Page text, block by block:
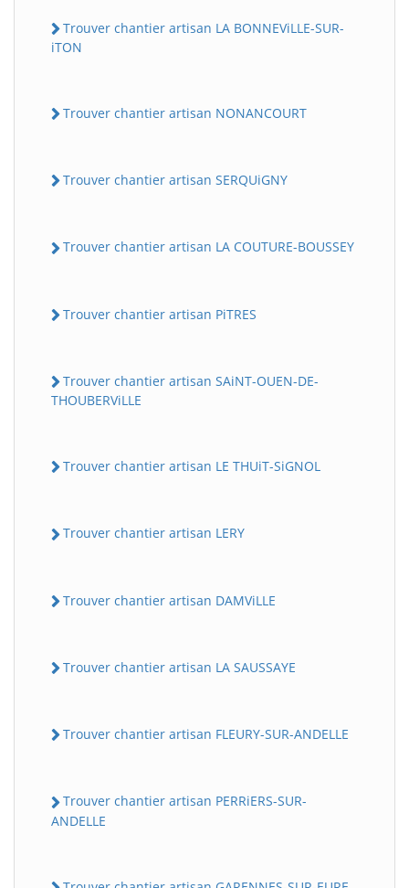
Trouver chantier artisan LA BONNEViLLE-SUR-
iTON
Trouver chantier artisan NONANCOURT
Trouver chantier artisan SERQUiGNY
Trouver chantier artisan LA COUTURE-BOUSSEY
Trouver chantier artisan PiTRES
Trouver chantier artisan SAiNT-OUEN-DE-
THOUBERViLLE
Trouver chantier artisan LE THUiT-SiGNOL
Trouver chantier artisan LERY
Trouver chantier artisan DAMViLLE
Trouver chantier artisan LA SAUSSAYE
Trouver chantier artisan FLEURY-SUR-ANDELLE
Trouver chantier artisan PERRiERS-SUR-
ANDELLE